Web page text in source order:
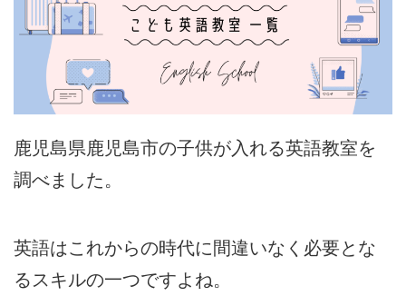
鹿児島県鹿児島市の子供が入れる英語教室を
調べました。
英語はこれからの時代に間違いなく必要とな
るスキルの一つですよね。